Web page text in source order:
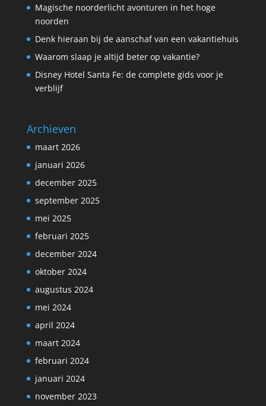
Magische noorderlicht avonturen in het hoge
noorden
Denk hieraan bij de aanschaf van een vakantiehuis
Waarom slaap je altijd beter op vakantie?
Disney Hotel Santa Fe: de complete gids voor je
verblijf
Archieven
maart 2026
januari 2026
december 2025
september 2025
mei 2025
februari 2025
december 2024
oktober 2024
augustus 2024
mei 2024
april 2024
maart 2024
februari 2024
januari 2024
november 2023